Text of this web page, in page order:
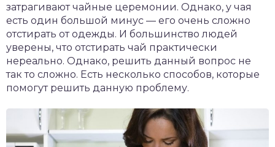
затрагивают чайные церемонии. Однако, у чая
есть один большой минус — его очень сложно
отстирать от одежды. И большинство людей
уверены, что отстирать чай практически
нереально. Однако, решить данный вопрос не
так то сложно. Есть несколько способов, которые
помогут решить данную проблему.